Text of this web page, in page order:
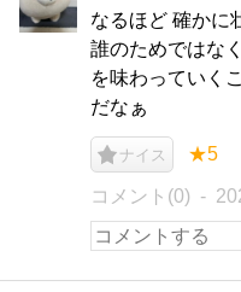
なるほど 確かに
誰のためではな
を味わっていく
だなぁ
ナイス ★5
コメント(0)